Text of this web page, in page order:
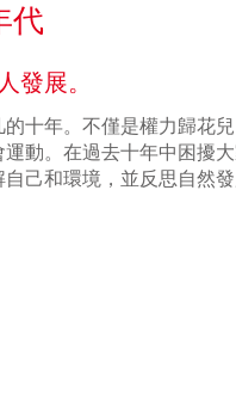
代
發展。
的十年。不僅是權力歸花
動。在過去十年中困擾
己和環境，並反思自然發